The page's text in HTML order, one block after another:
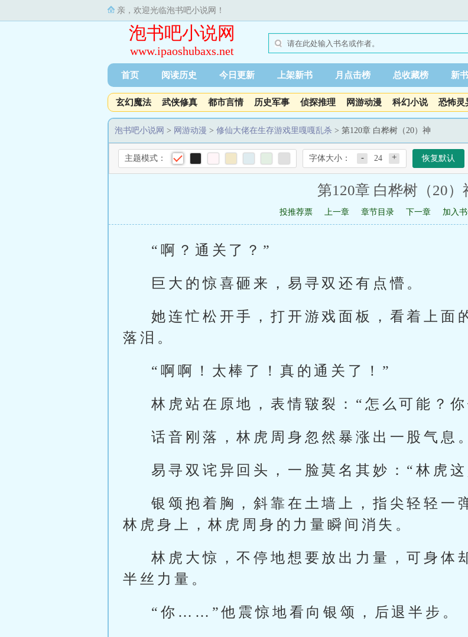
亲，欢迎光临泡书吧小说网！
泡书吧小说网
www.ipaoshubaxs.net
首页 阅读历史 今日更新 上架新书 月点击榜 总收藏榜 新
玄幻魔法 武侠修真 都市言情 历史军事 侦探推理 网游动漫 科幻小说 恐怖灵
泡书吧小说网 > 网游动漫 > 修仙大佬在生存游戏里嘎嘎乱杀 > 第120章 白桦树（20）神
主题模式： 字体大小： - 24 + 恢复默认
第120章 白桦树（20）
投推荐票 上一章 章节目录 下一章 加入
“啊？通关了？”
巨大的惊喜砸来，易寻双还有点懵。
她连忙松开手，打开游戏面板，看着上面
落泪。
“啊啊！太棒了！真的通关了！”
林虎站在原地，表情皲裂：“怎么可能？
话音刚落，林虎周身忽然暴涨出一股气息。
易寻双诧异回头，一脸莫名其妙：“林虎
银颂抱着胸，斜靠在土墙上，指尖轻轻一
林虎身上，林虎周身的力量瞬间消失。
林虎大惊，不停地想要放出力量，可身体
半丝力量。
“你……”他震惊地看向银颂，后退半步。